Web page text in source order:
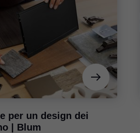
per un design dei
| Blum